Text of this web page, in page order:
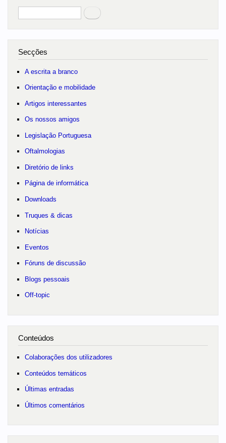
Pesquisar
no portal
Secções
A escrita a branco
Orientação e mobilidade
Artigos interessantes
Os nossos amigos
Legislação Portuguesa
Oftalmologias
Diretório de links
Página de informática
Downloads
Truques & dicas
Notícias
Eventos
Fóruns de discussão
Blogs pessoais
Off-topic
Conteúdos
Colaborações dos utilizadores
Conteúdos temáticos
Últimas entradas
Últimos comentários